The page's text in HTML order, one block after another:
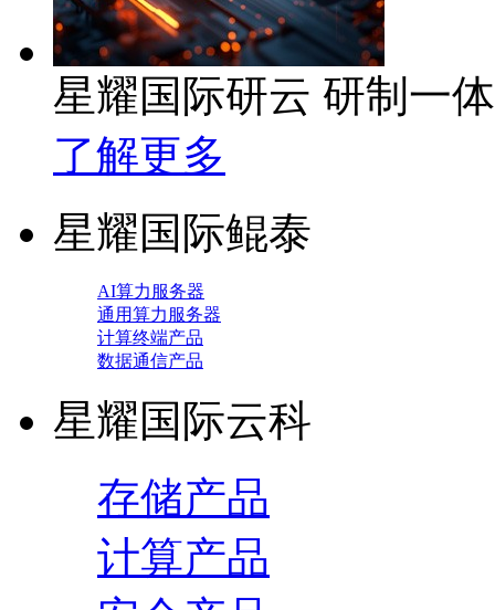
星耀国际研云 研制一
了解更多
星耀国际鲲泰
AI算力服务器
通用算力服务器
计算终端产品
数据通信产品
星耀国际云科
存储产品
计算产品